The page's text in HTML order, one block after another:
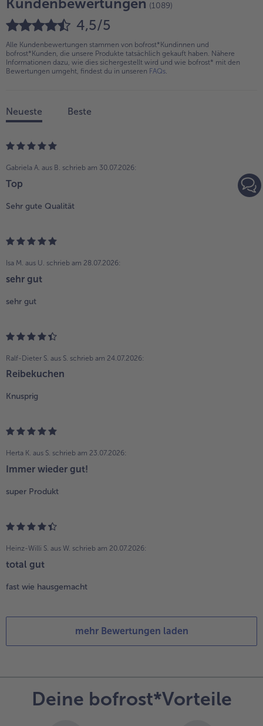
(1089)
4,5/5
Alle Kundenbewertungen stammen von bofrost*Kundinnen und
bofrost*Kunden, die unsere Produkte tatsächlich gekauft haben. Nähere
Informationen dazu, wie dies sichergestellt wird und wie bofrost* mit den
Bewertungen umgeht, findest du in unseren FAQs
Neueste Beste
Gabriela A. aus B. schrieb am 30.07.2026:
Top
Sehr gute Qualität
Isa M. aus U. schrieb am 28.07.2026:
sehr gut
sehr gut
Ralf-Dieter S. aus S. schrieb am 24.07.2026:
Reibekuchen
Knusprig
Herta K. aus S. schrieb am 23.07.2026:
Immer wieder gut!
super Produkt
Heinz-Willi S. aus W. schrieb am 20.07.2026:
total gut
fast wie hausgemacht
mehr Bewertungen laden
Deine bofrost*Vorteile